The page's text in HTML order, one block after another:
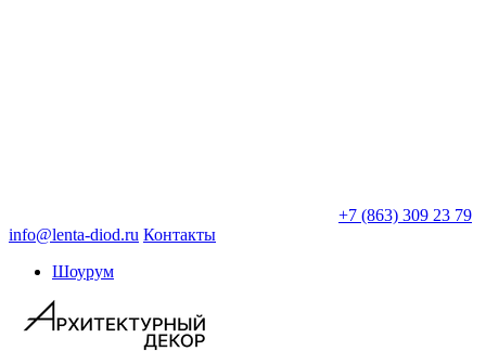
+7 (863) 309 23 79
info@lenta-diod.ru Контакты
Шоурум